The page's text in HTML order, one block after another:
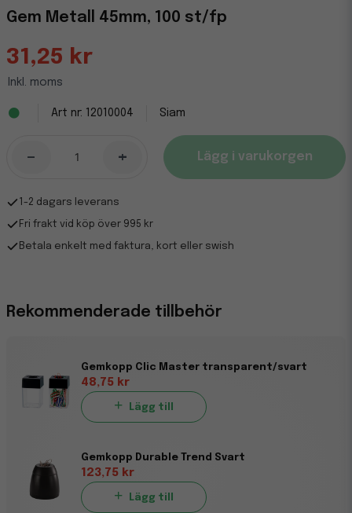
Gem Metall 45mm, 100 st/fp
31,25 kr
Inkl. moms
12010004 Siam
- + Lägg i varukorgen
1-2 dagars leverans
Fri frakt vid köp över 995 kr
Betala enkelt med faktura, kort eller swish
Rekommenderade tillbehör
Gemkopp Clic Master transparent/svart
48,75 kr
Lägg till
Gemkopp Durable Trend Svart
123,75 kr
Lägg till